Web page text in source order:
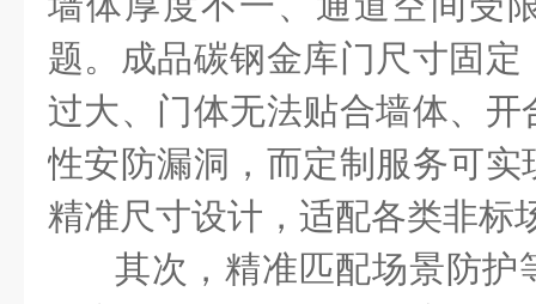
题。成品碳钢金库门尺寸固
过大、门体无法贴合墙体、
性安防漏洞，而定制服务可
精准尺寸设计，适配各类非标
其次，精准匹配场景防护